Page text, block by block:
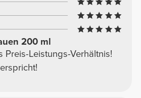
200 ml
Preis-Leistungs-Verhältnis!